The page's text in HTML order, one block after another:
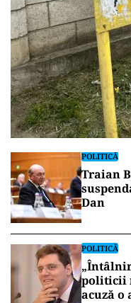
POLITICĂ
Traian
Dan
POLITICĂ
politicii
acuză o